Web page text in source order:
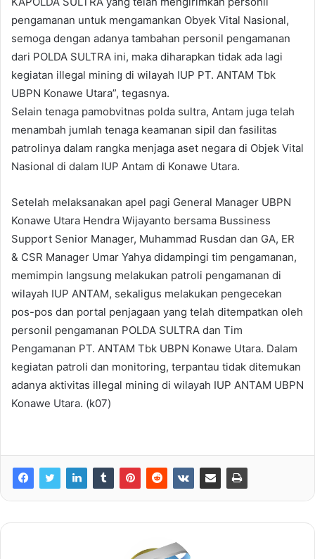
pengamanan untuk mengamankan Obyek Vital Nasional,
semoga dengan adanya tambahan personil pengamanan
dari POLDA SULTRA ini, maka diharapkan tidak ada lagi
kegiatan illegal mining di wilayah IUP PT. ANTAM Tbk
UBPN Konawe Utara”, tegasnya.
Selain tenaga pamobvitnas polda sultra, Antam juga telah
menambah jumlah tenaga keamanan sipil dan fasilitas
patrolinya dalam rangka menjaga aset negara di Objek Vital
Nasional di dalam IUP Antam di Konawe Utara.
Setelah melaksanakan apel pagi General Manager UBPN
Konawe Utara Hendra Wijayanto bersama Bussiness
Support Senior Manager, Muhammad Rusdan dan GA, ER
& CSR Manager Umar Yahya didampingi tim pengamanan,
memimpin langsung melakukan patroli pengamanan di
wilayah IUP ANTAM, sekaligus melakukan pengecekan
pos-pos dan portal penjagaan yang telah ditempatkan oleh
personil pengamanan POLDA SULTRA dan Tim
Pengamanan PT. ANTAM Tbk UBPN Konawe Utara. Dalam
kegiatan patroli dan monitoring, terpantau tidak ditemukan
adanya aktivitas illegal mining di wilayah IUP ANTAM UBPN
Konawe Utara. (k07)